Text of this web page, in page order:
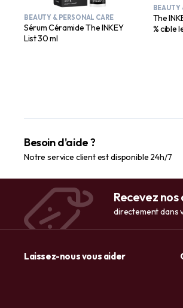
BEAUTY & PERSONAL CARE
Sérum Céramide The INKEY
List 30 ml
BEAUTY
The
% cible
Besoin d'aide ?
Notre service client est disponible 24h/7
Recevez
directement dans
Laissez-nous vous aider